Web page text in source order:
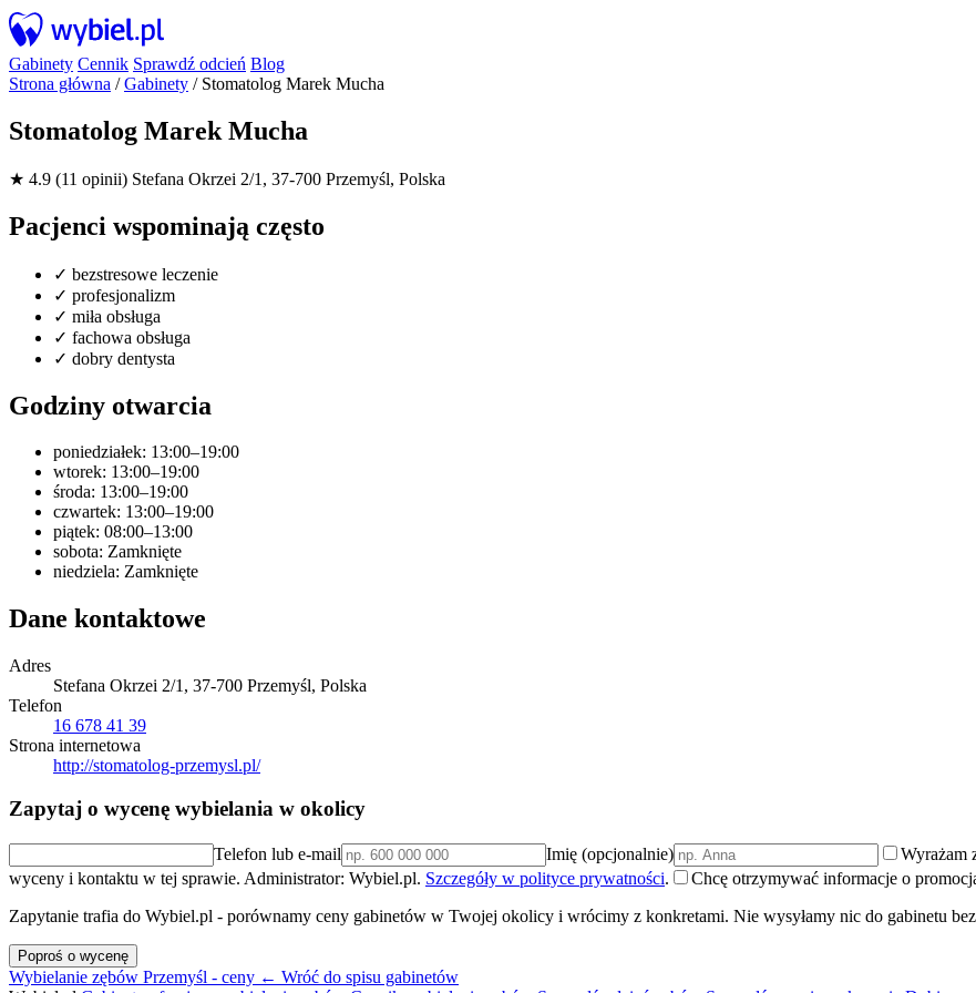
Gabinety Cennik Sprawdź odcień Blog
Strona główna /Gabinety / Stomatolog Marek Mucha
Stomatolog Marek Mucha
★ 4.9 (11 opinii) Stefana Okrzei 2/1, 37-700 Przemyśl, Polska
Pacjenci wspominają często
✓ bezstresowe leczenie
✓ profesjonalizm
✓ miła obsługa
✓ fachowa obsługa
✓ dobry dentysta
Godziny otwarcia
poniedziałek: 13:00–19:00
wtorek: 13:00–19:00
środa: 13:00–19:00
czwartek: 13:00–19:00
piątek: 08:00–13:00
sobota: Zamknięte
niedziela: Zamknięte
Dane kontaktowe
Adres
Stefana Okrzei 2/1, 37-700 Przemyśl, Polska
Telefon
16 678 41 39
Strona internetowa
http://stomatolog-przemysl.pl/
Zapytaj o wycenę wybielania w okolicy
Telefon lub e-mail Imię (opcjonalnie)
Wyrażam
wyceny i kontaktu w tej sprawie. Administrator: Wybiel.pl. Szczegóły w polityce prywatności.
Chcę otrzymywać informacje o
Zapytanie trafia do Wybiel.pl - porównamy ceny gabinetów w Twojej okolicy i wrócimy z konkretami. Nie wysyłamy nic do gabinetu
Poproś o wycenę
Wybielanie zębów Przemyśl - ceny ← Wróć do spisu gabinetów